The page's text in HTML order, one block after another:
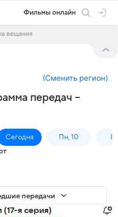
Фильмы онлайн
вещания
(Сменить регион)
передач –
Сегодня Пн, 10
передачи
я серия)